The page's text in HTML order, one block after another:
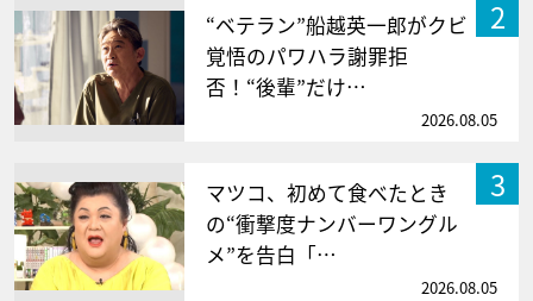
2
“ベテラン”船越英一郎がクビ
覚悟のパワハラ謝罪拒
否！“後輩”だけ…
2026.08.05
3
マツコ、初めて食べたとき
の“衝撃度ナンバーワングル
メ”を告白「…
2026.08.05